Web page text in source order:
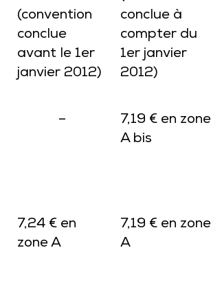
(convention
conclue
avant le 1er
janvier 2012)
conclue à
compter du
1er janvier
2012)
–
7,19 € en zone
A bis
7,24 € en
zone A
7,19 € en zone
A